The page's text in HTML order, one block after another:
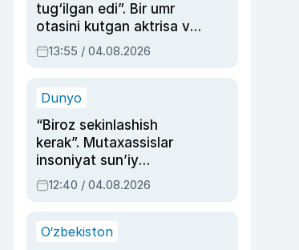
tug‘ilgan edi”. Bir umr
otasini kutgan aktrisa va
dublyaj ustasi Rimma
Ahmedovaning
13:55 / 04.08.2026
Dunyo
“Biroz sekinlashish
kerak”. Mutaxassislar
insoniyat sun’iy
intellektni boshqara
olmay qolishidan xavotir
12:40 / 04.08.2026
O‘zbekiston